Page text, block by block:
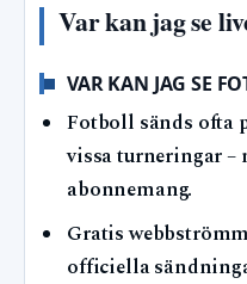
Var kan jag se
VAR KAN JAG SE
Fotboll sänds ofta
vissa turneringar
abonnemang.
Gratis
officiella